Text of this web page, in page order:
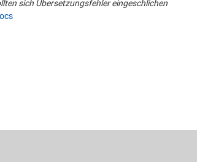
sich Übersetzungsfehler eingeschlichen